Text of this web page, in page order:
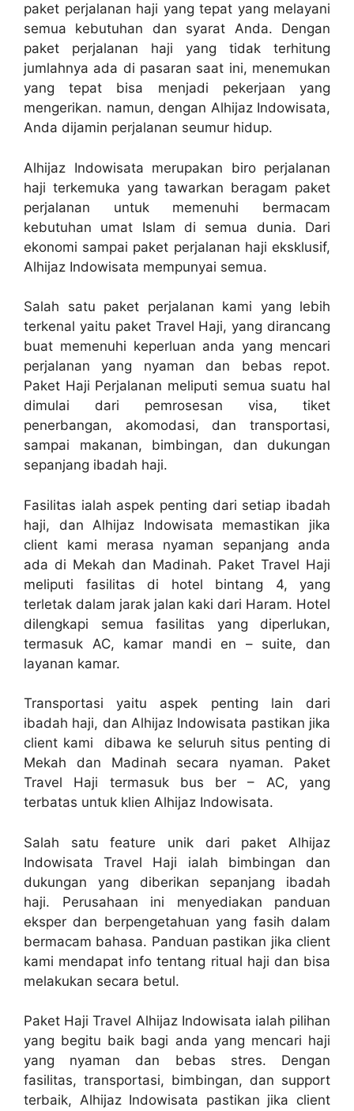
paket perjalanan haji yang tepat yang melayani
semua kebutuhan dan syarat Anda. Dengan
paket perjalanan haji yang tidak terhitung
jumlahnya ada di pasaran saat ini, menemukan
yang tepat bisa menjadi pekerjaan yang
mengerikan. namun, dengan Alhijaz Indowisata,
Anda dijamin perjalanan seumur hidup.
Alhijaz Indowisata merupakan biro perjalanan
haji terkemuka yang tawarkan beragam paket
perjalanan untuk memenuhi bermacam
kebutuhan umat Islam di semua dunia. Dari
ekonomi sampai paket perjalanan haji eksklusif,
Alhijaz Indowisata mempunyai semua.
Salah satu paket perjalanan kami yang lebih
terkenal yaitu paket Travel Haji, yang dirancang
buat memenuhi keperluan anda yang mencari
perjalanan yang nyaman dan bebas repot.
Paket Haji Perjalanan meliputi semua suatu hal
dimulai dari pemrosesan visa, tiket
penerbangan, akomodasi, dan transportasi,
sampai makanan, bimbingan, dan dukungan
sepanjang ibadah haji.
Fasilitas ialah aspek penting dari setiap ibadah
haji, dan Alhijaz Indowisata memastikan jika
client kami merasa nyaman sepanjang anda
ada di Mekah dan Madinah. Paket Travel Haji
meliputi fasilitas di hotel bintang 4, yang
terletak dalam jarak jalan kaki dari Haram. Hotel
dilengkapi semua fasilitas yang diperlukan,
termasuk AC, kamar mandi en – suite, dan
layanan kamar.
Transportasi yaitu aspek penting lain dari
ibadah haji, dan Alhijaz Indowisata pastikan jika
client kami dibawa ke seluruh situs penting di
Mekah dan Madinah secara nyaman. Paket
Travel Haji termasuk bus ber – AC, yang
terbatas untuk klien Alhijaz Indowisata.
Salah satu feature unik dari paket Alhijaz
Indowisata Travel Haji ialah bimbingan dan
dukungan yang diberikan sepanjang ibadah
haji. Perusahaan ini menyediakan panduan
eksper dan berpengetahuan yang fasih dalam
bermacam bahasa. Panduan pastikan jika client
kami mendapat info tentang ritual haji dan bisa
melakukan secara betul.
Paket Haji Travel Alhijaz Indowisata ialah pilihan
yang begitu baik bagi anda yang mencari haji
yang nyaman dan bebas stres. Dengan
fasilitas, transportasi, bimbingan, dan support
terbaik, Alhijaz Indowisata pastikan jika client